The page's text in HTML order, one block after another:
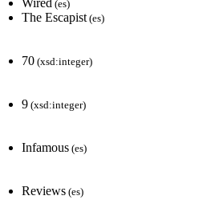
(es)
The Escapist (es)
70 (xsd:integer)
9 (xsd:integer)
Infamous (es)
Reviews (es)